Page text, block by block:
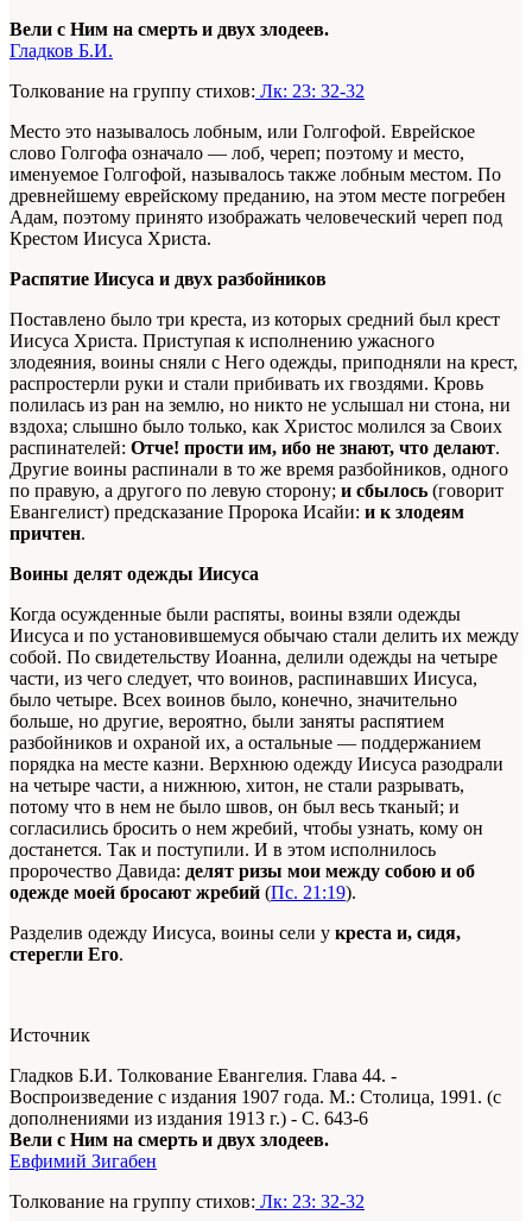
Вели с Ним на смерть и двух злодеев.
Гладков Б.И.
Толкование на группу стихов: Лк: 23: 32-32
Место это называлось лобным, или Голгофой. Еврейское
слово Голгофа означало — лоб, череп; поэтому и место,
именуемое Голгофой, называлось также лобным местом. По
древнейшему еврейскому преданию, на этом месте погребен
Адам, поэтому принято изображать человеческий череп под
Крестом Иисуса Христа.
Распятие Иисуса и двух разбойников
Поставлено было три креста, из которых средний был крест
Иисуса Христа. Приступая к исполнению ужасного
злодеяния, воины сняли с Него одежды, приподняли на крест,
распростерли руки и стали прибивать их гвоздями. Кровь
полилась из ран на землю, но никто не услышал ни стона, ни
вздоха; слышно было только, как Христос молился за Своих
распинателей: Отче! прости им, ибо не знают, что делают.
Другие воины распинали в то же время разбойников, одного
по правую, а другого по левую сторону; и сбылось (говорит
Евангелист) предсказание Пророка Исайи: и к злодеям
причтен.
Воины делят одежды Иисуса
Когда осужденные были распяты, воины взяли одежды
Иисуса и по установившемуся обычаю стали делить их между
собой. По свидетельству Иоанна, делили одежды на четыре
части, из чего следует, что воинов, распинавших Иисуса,
было четыре. Всех воинов было, конечно, значительно
больше, но другие, вероятно, были заняты распятием
разбойников и охраной их, а остальные — поддержанием
порядка на месте казни. Верхнюю одежду Иисуса разодрали
на четыре части, а нижнюю, хитон, не стали разрывать,
потому что в нем не было швов, он был весь тканый; и
согласились бросить о нем жребий, чтобы узнать, кому он
достанется. Так и поступили. И в этом исполнилось
пророчество Давида: делят ризы мои между собою и об
одежде моей бросают жребий (Пс. 21:19).
Разделив одежду Иисуса, воины сели у креста и, сидя,
стерегли Его.
Источник
Гладков Б.И. Толкование Евангелия. Глава 44. -
Воспроизведение с издания 1907 года. М.: Столица, 1991. (с
дополнениями из издания 1913 г.) - С. 643-6
Вели с Ним на смерть и двух злодеев.
Евфимий Зигабен
Толкование на группу стихов: Лк: 23: 32-32